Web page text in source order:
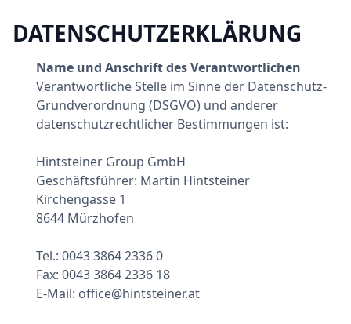
DATENSCHUTZERKLÄRUNG
Name und Anschrift des Verantwortlichen
Verantwortliche Stelle im Sinne der Datenschutz-
Grundverordnung (DSGVO) und anderer
datenschutzrechtlicher Bestimmungen ist:
Hintsteiner Group GmbH
Geschäftsführer: Martin Hintsteiner
Kirchengasse 1
8644 Mürzhofen
Tel.: 0043 3864 2336 0
Fax: 0043 3864 2336 18
E-Mail: office@hintsteiner.at